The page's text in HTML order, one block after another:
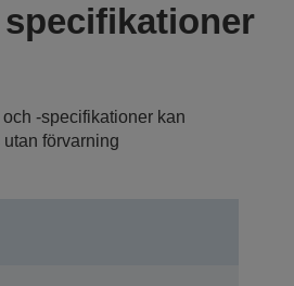
-specifikationer kan
utan förvarning